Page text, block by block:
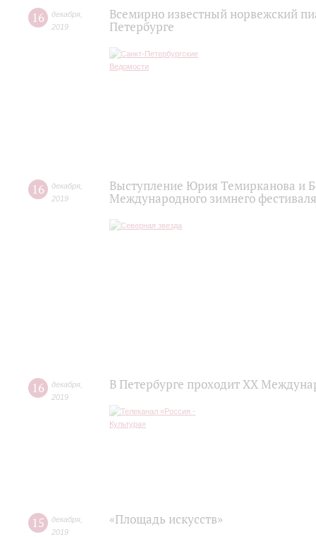
16 декабря
2019
Всемирно известный норвежский
Петербурге
16 декабря
2019
Выступление Юрия Темирканова и
Международного зимнего
16 декабря
2019
В Петербурге проходит ХХ
15 декабря
2019
«Площадь искусств»